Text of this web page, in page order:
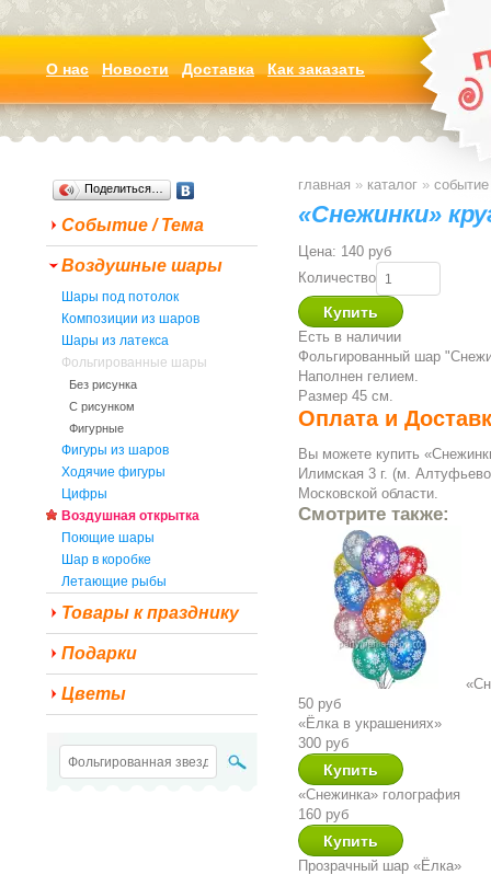
О нас Новости Доставка Как заказать
Поделиться…
Событие / Тема
Воздушные шары
Шары под потолок
Композиции из шаров
Шары из латекса
Фольгированные шары
Без рисунка
С рисунком
Фигурные
Фигуры из шаров
Ходячие фигуры
Цифры
Воздушная открытка
Поющие шары
Шар в коробке
Летающие рыбы
Товары к празднику
Подарки
Цветы
главная » каталог »
«Снежинки»
Цена: 140 руб
Количество
Есть в наличии
Фольгированный шар
Наполнен гелием.
Размер 45 см.
Оплата и
Вы можете купить
Илимская 3 г. (м.
Московской области.
Смотрите также:
50 руб
«Ёлка в украшениях»
300 руб
«Снежинка» голография
160 руб
Прозрачный шар «Ёлка»